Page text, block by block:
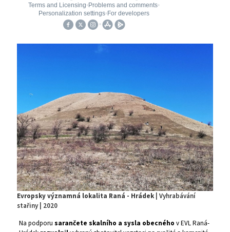
Evropsky významná lokalita Raná - Hrádek | Vyhrabávání
stařiny | 2020
Na podporu sarančete skalního a sysla obecného v EVL Raná­-